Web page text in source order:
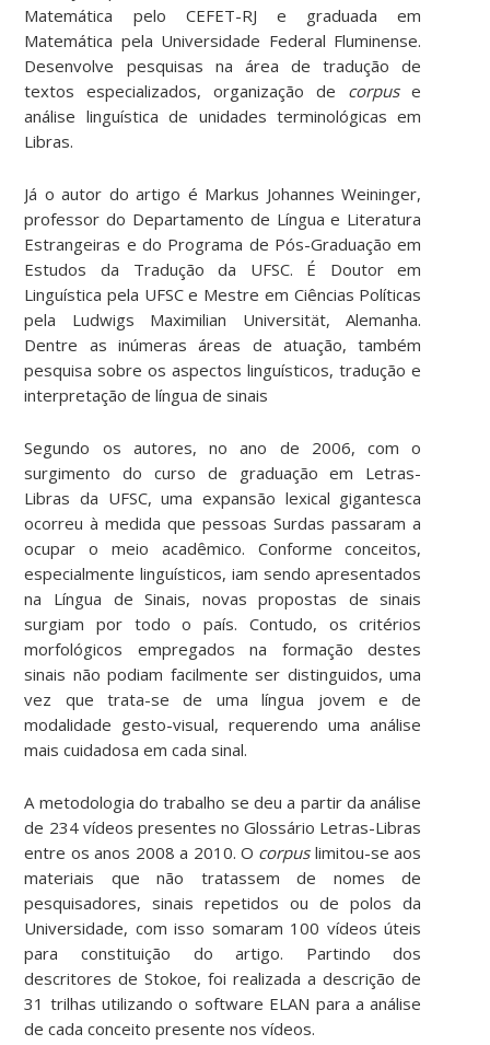
Matemática pelo CEFET-RJ e graduada em
Matemática pela Universidade Federal Fluminense.
Desenvolve pesquisas na área de tradução de
textos especializados, organização de corpuse
análise linguística de unidades terminológicas em
Libras.
Já o autor do artigo é Markus Johannes Weininger,
professor do Departamento de Língua e Literatura
Estrangeiras e do Programa de Pós-Graduação em
Estudos da Tradução da UFSC. É Doutor em
Linguística pela UFSC e Mestre em Ciências Políticas
pela Ludwigs Maximilian Universität, Alemanha.
Dentre as inúmeras áreas de atuação, também
pesquisa sobre os aspectos linguísticos, tradução e
interpretação de língua de sinais
Segundo os autores, no ano de 2006, com o
surgimento do curso de graduação em Letras-
Libras da UFSC, uma expansão lexical gigantesca
ocorreu à medida que pessoas Surdas passaram a
ocupar o meio acadêmico. Conforme conceitos,
especialmente linguísticos, iam sendo apresentados
na Língua de Sinais, novas propostas de sinais
surgiam por todo o país. Contudo, os critérios
morfológicos empregados na formação destes
sinais não podiam facilmente ser distinguidos, uma
vez que trata-se de uma língua jovem e de
modalidade gesto-visual, requerendo uma análise
mais cuidadosa em cada sinal.
A metodologia do trabalho se deu a partir da análise
de 234 vídeos presentes no Glossário Letras-Libras
entre os anos 2008 a 2010. O corpuslimitou-se aos
materiais que não tratassem de nomes de
pesquisadores, sinais repetidos ou de polos da
Universidade, com isso somaram 100 vídeos úteis
para constituição do artigo. Partindo dos
descritores de Stokoe, foi realizada a descrição de
31 trilhas utilizando o software ELAN para a análise
de cada conceito presente nos vídeos.